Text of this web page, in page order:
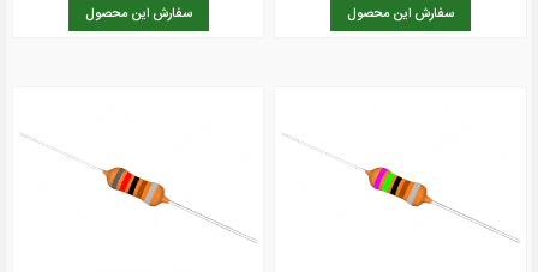
سفارش این محصول سفارش این محصول